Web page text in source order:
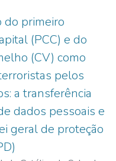
da lei, mas não
ao duplo grau
com o acusado,
do instituto
o poder punitivo,
e proteger a
do primeiro
(PCC) e do
(CV) como
pelos
a transferência
dados pessoais e
geral de proteção